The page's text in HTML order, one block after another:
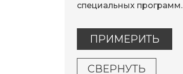
специальных программ.
ПРИМЕРИТЬ
СВЕРНУТЬ